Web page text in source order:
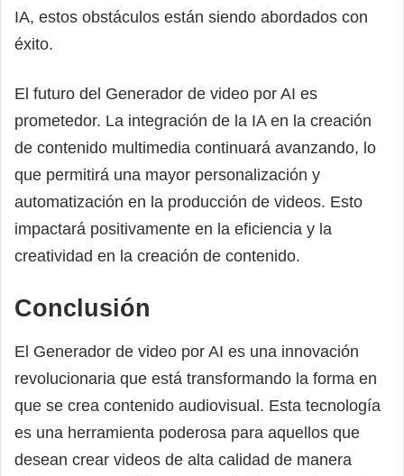
IA, estos obstáculos están siendo abordados con
éxito.
El futuro del Generador de video por AI es
prometedor. La integración de la IA en la creación
de contenido multimedia continuará avanzando, lo
que permitirá una mayor personalización y
automatización en la producción de videos. Esto
impactará positivamente en la eficiencia y la
creatividad en la creación de contenido.
Conclusión
El Generador de video por AI es una innovación
revolucionaria que está transformando la forma en
que se crea contenido audiovisual. Esta tecnología
es una herramienta poderosa para aquellos que
desean crear videos de alta calidad de manera